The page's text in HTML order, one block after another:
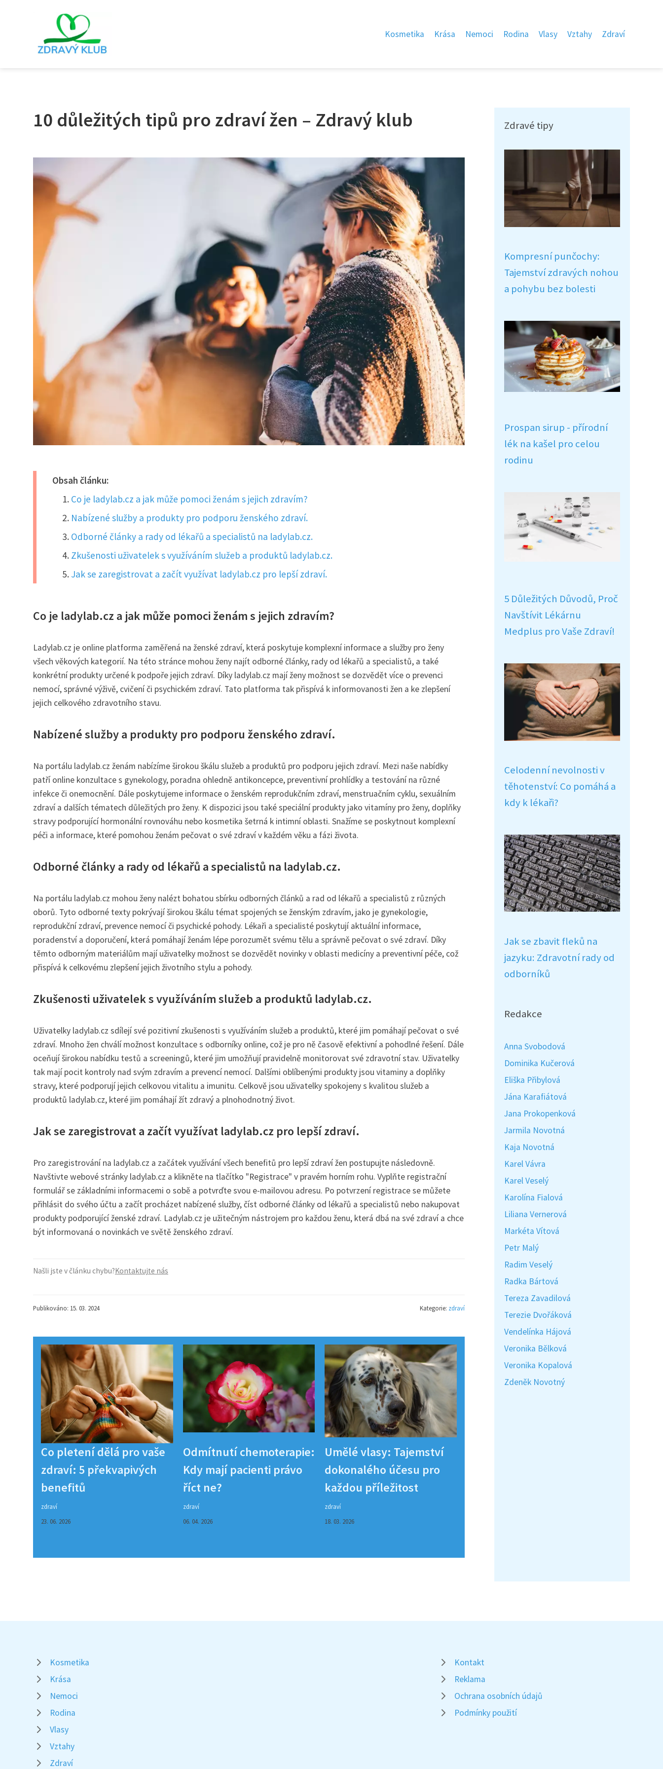
Kosmetika Krása Nemoci Rodina Vlasy Vztahy Zdraví
10 důležitých tipů pro zdraví žen – Zdravý klub
Obsah článku:
Co je ladylab.cz a jak může pomoci ženám s jejich zdravím?
Nabízené služby a produkty pro podporu ženského zdraví.
Odborné články a rady od lékařů a specialistů na ladylab.cz.
Zkušenosti uživatelek s využíváním služeb a produktů ladylab.cz.
Jak se zaregistrovat a začít využívat ladylab.cz pro lepší zdraví.
Co je ladylab.cz a jak může pomoci ženám s jejich zdravím?
Ladylab.cz je online platforma zaměřená na ženské zdraví, která poskytuje komplexní informace a služby pro ženy
všech věkových kategorií. Na této stránce mohou ženy najít odborné články, rady od lékařů a specialistů, a také
konkrétní produkty určené k podpoře jejich zdraví. Díky ladylab.cz mají ženy možnost se dozvědět více o prevenci
nemocí, správné výživě, cvičení či psychickém zdraví. Tato platforma tak přispívá k informovanosti žen a ke zlepšení
jejich celkového zdravotního stavu.
Nabízené služby a produkty pro podporu ženského zdraví.
Na portálu ladylab.cz ženám nabízíme širokou škálu služeb a produktů pro podporu jejich zdraví. Mezi naše nabídky
patří online konzultace s gynekology, poradna ohledně antikoncepce, preventivní prohlídky a testování na různé
infekce či onemocnění. Dále poskytujeme informace o ženském reprodukčním zdraví, menstruačním cyklu, sexuálním
zdraví a dalších tématech důležitých pro ženy. K dispozici jsou také speciální produkty jako vitamíny pro ženy, doplňky
stravy podporující hormonální rovnováhu nebo kosmetika šetrná k intimní oblasti. Snažíme se poskytnout komplexní
péči a informace, které pomohou ženám pečovat o své zdraví v každém věku a fázi života.
Odborné články a rady od lékařů a specialistů na ladylab.cz.
Na portálu ladylab.cz mohou ženy nalézt bohatou sbírku odborných článků a rad od lékařů a specialistů z různých
oborů. Tyto odborné texty pokrývají širokou škálu témat spojených se ženským zdravím, jako je gynekologie,
reprodukční zdraví, prevence nemocí či psychické pohody. Lékaři a specialisté poskytují aktuální informace,
poradenství a doporučení, která pomáhají ženám lépe porozumět svému tělu a správně pečovat o své zdraví. Díky
těmto odborným materiálům mají uživatelky možnost se dozvědět novinky v oblasti medicíny a preventivní péče, což
přispívá k celkovému zlepšení jejich životního stylu a pohody.
Zkušenosti uživatelek s využíváním služeb a produktů ladylab.cz.
Uživatelky ladylab.cz sdílejí své pozitivní zkušenosti s využíváním služeb a produktů, které jim pomáhají pečovat o své
zdraví. Mnoho žen chválí možnost konzultace s odborníky online, což je pro ně časově efektivní a pohodlné řešení. Dále
oceňují širokou nabídku testů a screeningů, které jim umožňují pravidelně monitorovat své zdravotní stav. Uživatelky
tak mají pocit kontroly nad svým zdravím a prevencí nemocí. Dalšími oblíbenými produkty jsou vitaminy a doplňky
stravy, které podporují jejich celkovou vitalitu a imunitu. Celkově jsou uživatelky spokojeny s kvalitou služeb a
produktů ladylab.cz, které jim pomáhají žít zdravý a plnohodnotný život.
Jak se zaregistrovat a začít využívat ladylab.cz pro lepší zdraví.
Pro zaregistrování na ladylab.cz a začátek využívání všech benefitů pro lepší zdraví žen postupujte následovně.
Navštivte webové stránky ladylab.cz a klikněte na tlačítko "Registrace" v pravém horním rohu. Vyplňte registrační
formulář se základními informacemi o sobě a potvrďte svou e-mailovou adresu. Po potvrzení registrace se můžete
přihlásit do svého účtu a začít procházet nabízené služby, číst odborné články od lékařů a specialistů nebo nakupovat
produkty podporující ženské zdraví. Ladylab.cz je užitečným nástrojem pro každou ženu, která dbá na své zdraví a chce
být informovaná o novinkách ve světě ženského zdraví.
Našli jste v článku chybu?Kontaktujte nás
Publikováno: 15. 03. 2024 Kategorie: zdraví
Co pletení dělá pro vaše
zdraví: 5 překvapivých
benefitů
zdraví
23. 06. 2026
Odmítnutí chemoterapie:
Kdy mají pacienti právo
říct ne?
zdraví
06. 04. 2026
Umělé vlasy: Tajemství
dokonalého účesu pro
každou příležitost
zdraví
18. 03. 2026
Zdravé tipy
Kompresní punčochy:
Tajemství zdravých nohou
a pohybu bez bolesti
Prospan sirup - přírodní
lék na kašel pro celou
rodinu
5 Důležitých Důvodů, Proč
Navštívit Lékárnu
Medplus pro Vaše Zdraví!
Celodenní nevolnosti v
těhotenství: Co pomáhá a
kdy k lékaři?
Jak se zbavit fleků na
jazyku: Zdravotní rady od
odborníků
Redakce
Anna Svobodová
Dominika Kučerová
Eliška Přibylová
Jána Karafiátová
Jana Prokopenková
Jarmila Novotná
Kaja Novotná
Karel Vávra
Karel Veselý
Karolína Fialová
Liliana Vernerová
Markéta Vítová
Petr Malý
Radim Veselý
Radka Bártová
Tereza Zavadilová
Terezie Dvořáková
Vendelínka Hájová
Veronika Bělková
Veronika Kopalová
Zdeněk Novotný
Kosmetika
Krása
Nemoci
Rodina
Vlasy
Vztahy
Zdraví
Kontakt
Reklama
Ochrana osobních údajů
Podmínky použití